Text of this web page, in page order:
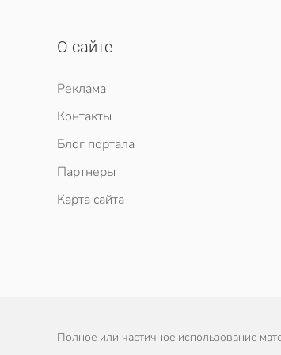
О сайте
Реклама
Контакты
Блог портала
Партнеры
Карта сайта
Полное или частичное использование